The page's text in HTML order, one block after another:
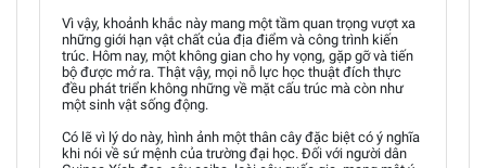
Vì vậy, khoảnh khắc này mang một tầm quan trọng vượt xa
những giới hạn vật chất của địa điểm và công trình kiến
trúc. Hôm nay, một không gian cho hy vọng, gặp gỡ và tiến
bộ được mở ra. Thật vậy, mọi nỗ lực học thuật đích thực
đều phát triển không những về mặt cấu trúc mà còn như
một sinh vật sống động.
Có lẽ vì lý do này, hình ảnh một thân cây đặc biệt có ý nghĩa
khi nói về sứ mệnh của trường đại học. Đối với người dân